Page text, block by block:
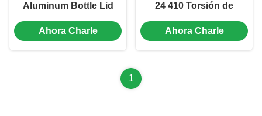
Aluminum Bottle Lid
Screw Twist Top Screw
Cap (MC-L-160)
Ahora Charle
24 410 Torsión de
tornillo Top Caps
tapones de botellas de
Ahora Charle
1